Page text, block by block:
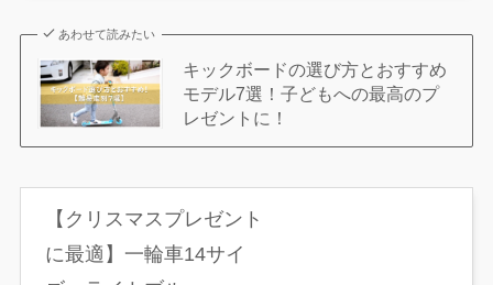
あわせて読みたい
キックボードの選び方とおすすめ
モデル7選！子どもへの最高のプ
レゼントに！
【クリスマスプレゼント
に最適】一輪車14サイ